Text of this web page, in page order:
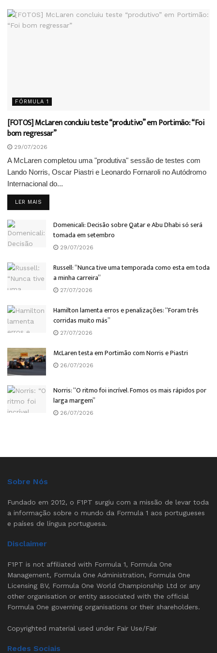
FÓRMULA 1
[FOTOS] McLaren concluiu teste “produtivo” em Portimão: “Foi
bom regressar”
29/07/2026
A McLaren completou uma "produtiva" sessão de testes com
Lando Norris, Oscar Piastri e Leonardo Fornaroli no Autódromo
Internacional do...
LER MAIS
Domenicali: Decisão sobre Qatar e Abu Dhabi só será
tomada em setembro
29/07/2026
Russell: “Nunca tive uma temporada como esta em toda
a minha carreira”
27/07/2026
Hamilton lamenta erros e penalizações: “Foram três
corridas muito más”
27/07/2026
McLaren testa em Portimão com Norris e Piastri
26/07/2026
Norris: “O ritmo foi incrível. Fomos os mais rápidos por
larga margem”
26/07/2026
Sobre Nós
Fundado em 2012, o F1PT surgiu com a missão de levar toda
a informação sobre o mundo da Formula 1 aos portugueses
e países de língua portuguesa.
Disclaimer
F1PT is not affiliated with Formula 1, Formula One
Management, Formula One Administration, Formula One
Licensing BV, Formula One World Championship Ltd or any
other organisation or entity associated with the official
Formula One governing organisations or their shareholders.
Copyrighted material used under Fair Use/Fair
Redes Sociais